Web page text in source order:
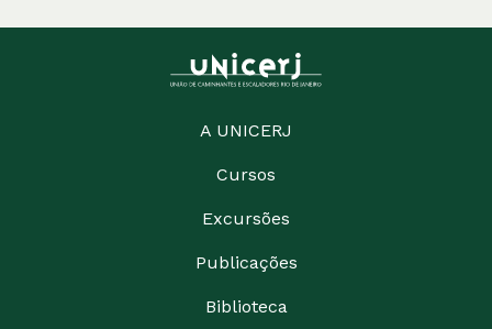
A UNICERJ
Cursos
Excursões
Publicações
Biblioteca